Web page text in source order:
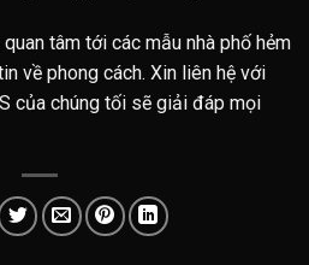
tâm tới các mẫu nhà phố hẻm
về phong cách. Xin liên hệ với
của chúng tối sẽ giải đáp mọi